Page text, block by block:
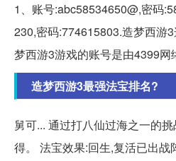
1、账号:abc58534650@,密码
230,密码:774615803.造梦西游
梦西游3游戏的账号是由4399网
造梦西游3最强法宝排名?
舅可... 通过打八仙过海之一的
得。 法宝效果:回生,复活已出战